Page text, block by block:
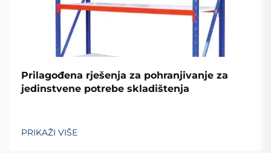
Prilagođena rješenja za pohranjivanje za
jedinstvene potrebe skladištenja
PRIKAŽI VIŠE